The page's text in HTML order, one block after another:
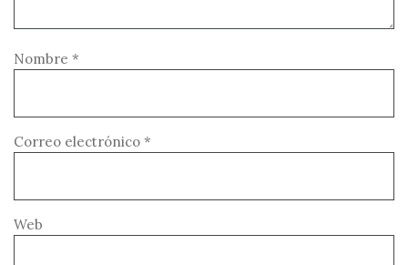
Nombre *
Correo electrónico *
Web